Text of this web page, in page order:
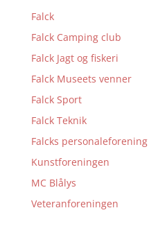
Falck
Falck Camping club
Falck Jagt og fiskeri
Falck Museets venner
Falck Sport
Falck Teknik
Falcks personaleforening
Kunstforeningen
MC Blålys
Veteranforeningen